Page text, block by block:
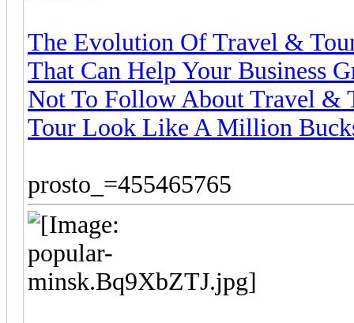
The Evolution Of Travel &
That Can Help Your Business
Not To Follow About Travel &
Tour Look Like A Million
prosto_=455465765